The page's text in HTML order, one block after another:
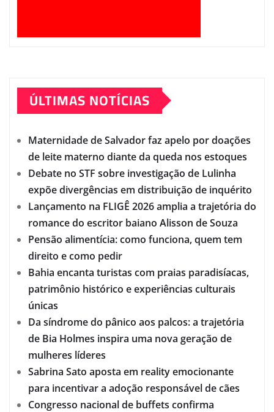
ÚLTIMAS NOTÍCIAS
Maternidade de Salvador faz apelo por doações
de leite materno diante da queda nos estoques
Debate no STF sobre investigação de Lulinha
expõe divergências em distribuição de inquérito
Lançamento na FLIGÊ 2026 amplia a trajetória do
romance do escritor baiano Alisson de Souza
Pensão alimentícia: como funciona, quem tem
direito e como pedir
Bahia encanta turistas com praias paradisíacas,
patrimônio histórico e experiências culturais
únicas
Da síndrome do pânico aos palcos: a trajetória
de Bia Holmes inspira uma nova geração de
mulheres líderes
Sabrina Sato aposta em reality emocionante
para incentivar a adoção responsável de cães
Congresso nacional de buffets confirma